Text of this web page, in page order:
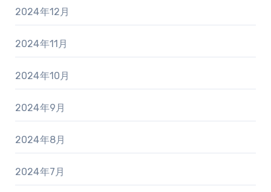
2024年12月
2024年11月
2024年10月
2024年9月
2024年8月
2024年7月